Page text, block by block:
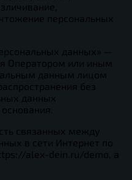
персональных
данных» —
Оператором или иным
данным лицом
без
данных
связанных между
в сети Интернет по
alex-dein.ru/demo, а